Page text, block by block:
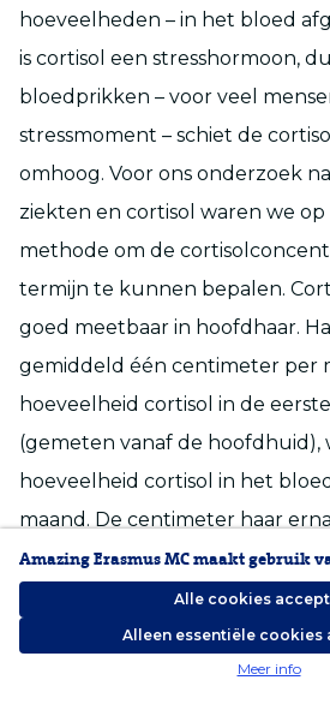
hoeveelheden – in het bloed
is cortisol een stresshormoon,
bloedprikken – voor veel
stressmoment – schiet de
omhoog. Voor ons onderzoek
ziekten en cortisol waren we op
methode om de
termijn te kunnen bepalen.
goed meetbaar in hoofdhaar.
gemiddeld één centimeter per
hoeveelheid cortisol in de
(gemeten vanaf de hoofdhuid),
hoeveelheid cortisol in het
maand. De centimeter haar
ervoor, et cetera. Mede dankzij
Klinische Chemie prof. dr.
beschikken we nu over een
in het laboratorium
Amazing Erasmus MC maakt gebruik
Alle cookies
Alleen essentiële cookies
Meer info